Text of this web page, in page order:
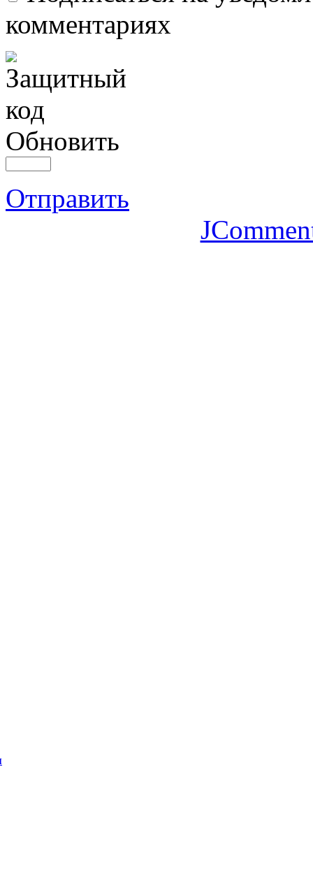
комментариях
Обновить
Отправить